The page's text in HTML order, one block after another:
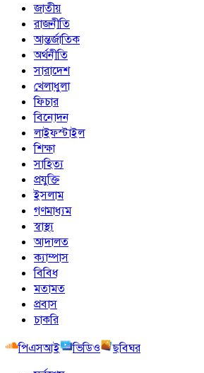
জাতীয়
রাজনীতি
আন্তর্জাতিক
অর্থনীতি
সারাদেশ
খেলাধুলা
ফিচার
বিনোদন
লাইফস্টাইল
শিক্ষা
সাহিত্য
প্রযুক্তি
ইসলাম
গণমাধ্যম
স্বাস্থ্য
আদালত
ক্যাম্পাস
বিবিধ
মতামত
প্রবাস
চাকরি
পিএসআই
ভিডিও
ছবিঘর